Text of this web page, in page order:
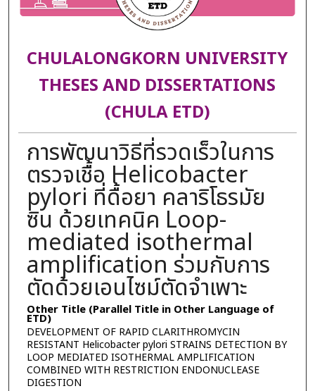
CHULALONGKORN UNIVERSITY
THESES AND DISSERTATIONS
(CHULA ETD)
การพัฒนาวิธีที่รวดเร็วในการ
ตรวจเชื้อ Helicobacter
pylori ที่ดื้อยา คลาริโธรมัย
ซิน ด้วยเทคนิค Loop-
mediated isothermal
amplification ร่วมกับการ
ตัดด้วยเอนไซม์ตัดจำเพาะ
Other Title (Parallel Title in Other Language of
ETD)
DEVELOPMENT OF RAPID CLARITHROMYCIN
RESISTANT Helicobacter pylori STRAINS DETECTION BY
LOOP MEDIATED ISOTHERMAL AMPLIFICATION
COMBINED WITH RESTRICTION ENDONUCLEASE
DIGESTION